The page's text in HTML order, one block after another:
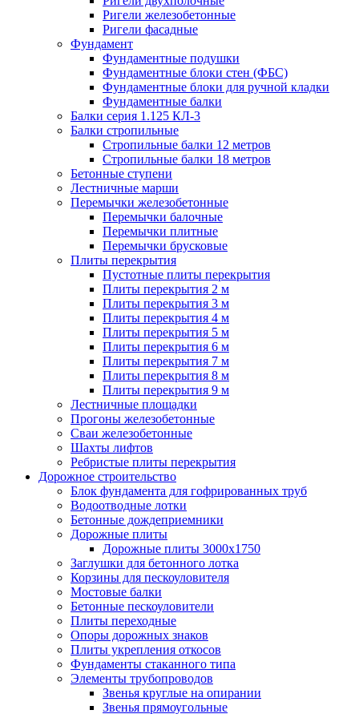
Ригели железобетонные
Ригели фасадные
Фундамент
Фундаментные подушки
Фундаментные блоки стен (ФБС)
Фундаментные блоки для ручной кладки
Фундаментные балки
Балки серия 1.125 КЛ-3
Балки стропильные
Стропильные балки 12 метров
Стропильные балки 18 метров
Бетонные ступени
Лестничные марши
Перемычки железобетонные
Перемычки балочные
Перемычки плитные
Перемычки брусковые
Плиты перекрытия
Пустотные плиты перекрытия
Плиты перекрытия 2 м
Плиты перекрытия 3 м
Плиты перекрытия 4 м
Плиты перекрытия 5 м
Плиты перекрытия 6 м
Плиты перекрытия 7 м
Плиты перекрытия 8 м
Плиты перекрытия 9 м
Лестничные площадки
Прогоны железобетонные
Сваи железобетонные
Шахты лифтов
Ребристые плиты перекрытия
Дорожное строительство
Блок фундамента для гофрированных труб
Водоотводные лотки
Бетонные дождеприемники
Дорожные плиты
Дорожные плиты 3000x1750
Заглушки для бетонного лотка
Корзины для пескоуловителя
Мостовые балки
Бетонные пескоуловители
Плиты переходные
Опоры дорожных знаков
Плиты укрепления откосов
Фундаменты стаканного типа
Элементы трубопроводов
Звенья круглые на опирании
Звенья прямоугольные